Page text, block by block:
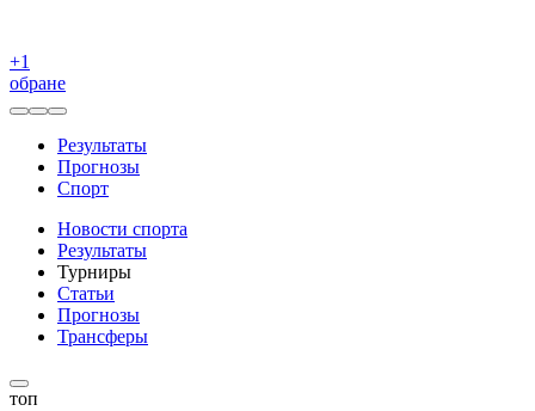
+1
обране
Результаты
Прогнозы
Спорт
Новости спорта
Результаты
Турниры
Статьи
Прогнозы
Трансферы
топ